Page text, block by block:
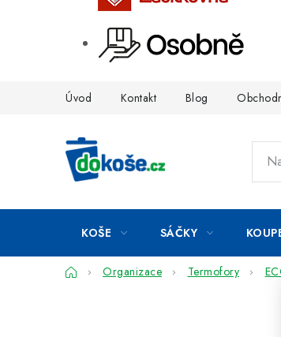
Úvod Kontakt Blog
KOŠE SÁČKY
DomůOrganizace Termofory